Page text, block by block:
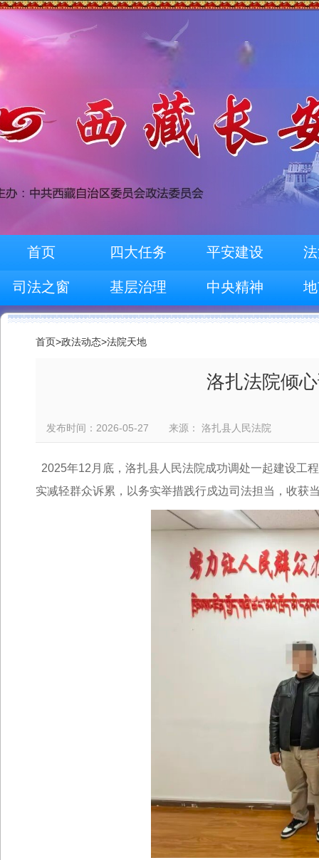
首页 四大任务 平安建设
司法之窗 基层治理 中央精神
首页>政法动态>法院天地
洛扎法院倾
发布时间：2026-05-27 来源： 洛扎县人民法院
2025年12月底， 洛扎县人民法院成功调处一起建设工
实减轻群众诉累，以务实举措践行戍边司法担当，收获